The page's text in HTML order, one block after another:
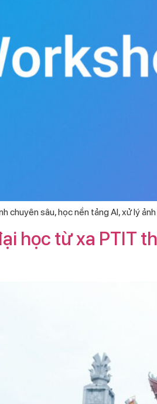
chuyên sâu, học nền tảng AI, xử lý
học từ xa PTIT